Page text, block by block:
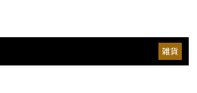
雑貨